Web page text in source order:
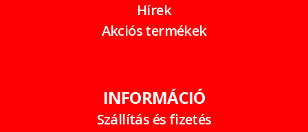
Hírek
Akciós termékek
INFORMÁCIÓ
Szállítás és fizetés